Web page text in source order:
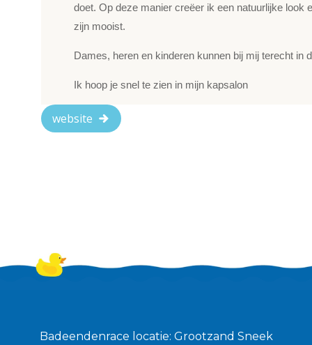
doet. Op deze manier creëer ik een natuurlijke look
zijn mooist.
Dames, heren en kinderen kunnen bij mij terecht in
Ik hoop je snel te zien in mijn kapsalon
website
Badeendenrace locatie: Grootzand Sneek